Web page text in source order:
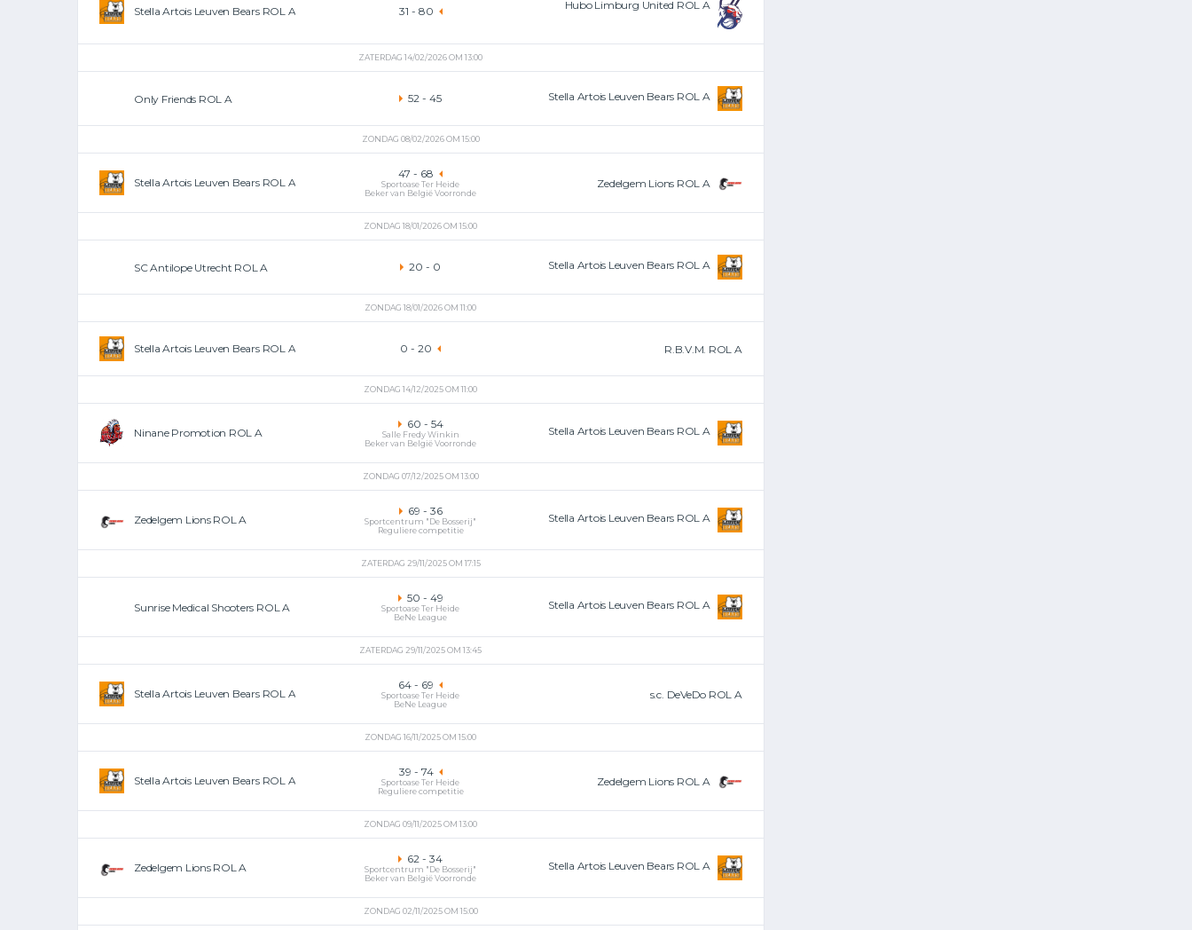
Stella Artois Leuven Bears ROL A 31 - 80 Hubo Limburg United ROL A
ZATERDAG 14/02/2026 OM 13:00
Only Friends ROL A 52 -45 Stella Artois Leuven Bears ROL A
ZONDAG 08/02/2026 OM 15:00
Stella Artois Leuven Bears ROL A
47 - 68
Sportoase Ter Heide
Beker van België Voorronde
Zedelgem Lions ROL A
ZONDAG 18/01/2026 OM 15:00
SC Antilope Utrecht ROL A 20 - 0 Stella Artois Leuven Bears ROL A
ZONDAG 18/01/2026 OM 11:00
Stella Artois Leuven Bears ROL A 0 -20 R.B.V.M. ROL A
ZONDAG 14/12/2025 OM 11:00
Ninane Promotion ROL A
60 - 54
Salle Fredy Winkin
Beker van België Voorronde
Stella Artois Leuven Bears ROL A
ZONDAG 07/12/2025 OM 13:00
Zedelgem Lions ROL A
69 - 36
Sportcentrum "De Bosserij"
Reguliere competitie
Stella Artois Leuven Bears ROL A
ZATERDAG 29/11/2025 OM 17:15
Sunrise Medical Shooters ROL A
50 - 49
Sportoase Ter Heide
BeNe League
Stella Artois Leuven Bears ROL A
ZATERDAG 29/11/2025 OM 13:45
Stella Artois Leuven Bears ROL A
64 - 69
Sportoase Ter Heide
BeNe League
s.c. DeVeDo ROL A
ZONDAG 16/11/2025 OM 15:00
Stella Artois Leuven Bears ROL A
39 - 74
Sportoase Ter Heide
Reguliere competitie
Zedelgem Lions ROL A
ZONDAG 09/11/2025 OM 13:00
Zedelgem Lions ROL A
62 -34
Sportcentrum "De Bosserij"
Beker van België Voorronde
Stella Artois Leuven Bears ROL A
ZONDAG 02/11/2025 OM 15:00